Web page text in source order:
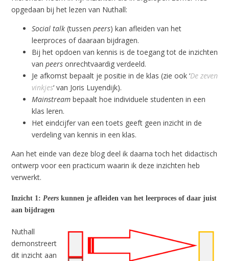
opgedaan bij het lezen van Nuthall:
Social talk(tussen peers) kan afleiden van het
leerproces of daaraan bijdragen.
Bij het opdoen van kennis is de toegang tot de inzichten
van peersonrechtvaardig verdeeld.
Je afkomst bepaalt je positie in de klas (zie ook ‘De zeven
vinkjes‘ van Joris Luyendijk).
Mainstreambepaalt hoe individuele studenten in een
klas leren.
Het eindcijfer van een toets geeft geen inzicht in de
verdeling van kennis in een klas.
Aan het einde van deze blog deel ik daarna toch het didactisch
ontwerp voor een practicum waarin ik deze inzichten heb
verwerkt.
Inzicht 1: Peerskunnen je afleiden van het leerproces of daar juist
aan bijdragen
Nuthall
demonstreert
dit inzicht aan